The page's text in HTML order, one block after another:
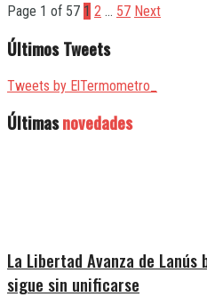
Page 1 of 57 1 2 … 57 Next
Últimos Tweets
Tweets by ElTermometro_
Últimasnovedades
La Libertad Avanza de
sigue sin unificarse